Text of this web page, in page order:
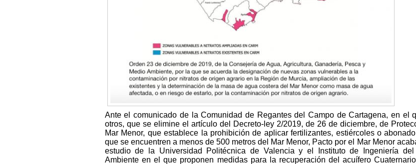
Ante el comunicado de la Comunidad de Regantes del Campo de Cartagena, en el
otros, que se elimine el artículo del Decreto-ley 2/2019, de 26 de diciembre, de
Mar Menor, que establece la prohibición de aplicar fertilizantes, estiércoles o
que se encuentren a menos de 500 metros del Mar Menor, Pacto por el Mar Menor
estudio de la Universidad Politécnica de Valencia y el Instituto de Ingeniería
Ambiente en el que proponen medidas para la recuperación del acuífero